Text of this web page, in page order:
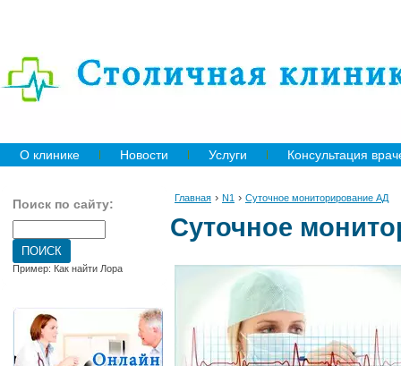
О клинике Новости Услуги Консультация
Поиск по сайту:
Пример: Как найти Лора
Главная › N1 › Суточное мониторирование АД
Суточное